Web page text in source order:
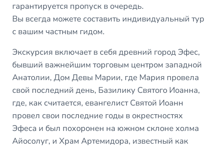
гарантируется пропуск в очередь.
Вы всегда можете составить индивидуальный тур
с вашим частным гидом.
Экскурсия включает в себя древний город Эфес,
бывший важнейшим торговым центром западной
Анатолии, Дом Девы Марии, где Мария провела
свой последний день, Базилику Святого Иоанна,
где, как считается, евангелист Святой Иоанн
провел свои последние годы в окрестностях
Эфеса и был похоронен на южном склоне холма
Айосолуг, и Храм Артемидора, известный как